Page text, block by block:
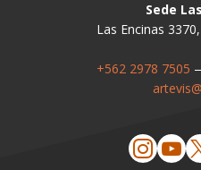
Sede
Las Encinas
+562 2978 7505